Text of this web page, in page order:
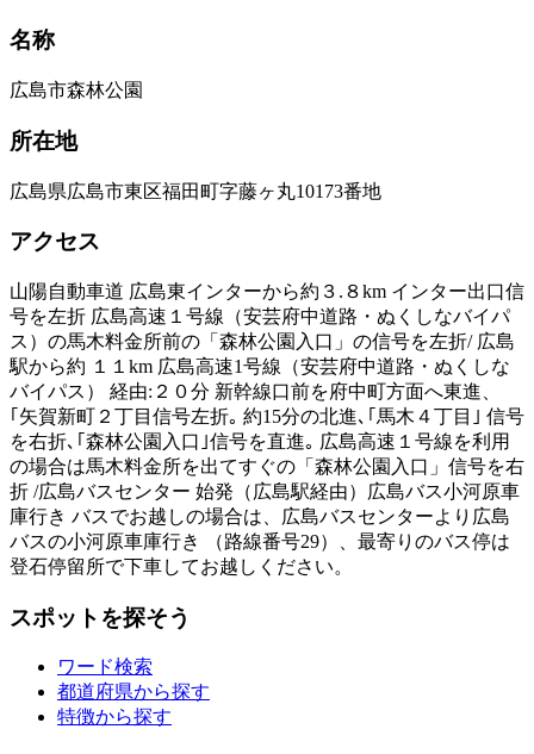
名称
広島市森林公園
所在地
広島県広島市東区福田町字藤ヶ丸10173番地
アクセス
山陽自動車道 広島東インターから約３.８km インター出口信
号を左折 広島高速１号線（安芸府中道路・ぬくしなバイパ
ス）の馬木料金所前の「森林公園入口」の信号を左折/ 広島
駅から約 １１km 広島高速1号線（安芸府中道路・ぬくしな
バイパス） 経由:２０分 新幹線口前を府中町方面へ東進、
｢矢賀新町２丁目信号左折｡ 約15分の北進､｢馬木４丁目｣ 信号
を右折､｢森林公園入口｣信号を直進｡ 広島高速１号線を利用
の場合は馬木料金所を出てすぐの「森林公園入口」信号を右
折 /広島バスセンター 始発（広島駅経由）広島バス小河原車
庫行き バスでお越しの場合は、広島バスセンターより広島
バスの小河原車庫行き （路線番号29）、最寄りのバス停は
登石停留所で下車してお越しください。
スポットを探そう
ワード検索
都道府県から探す
特徴から探す